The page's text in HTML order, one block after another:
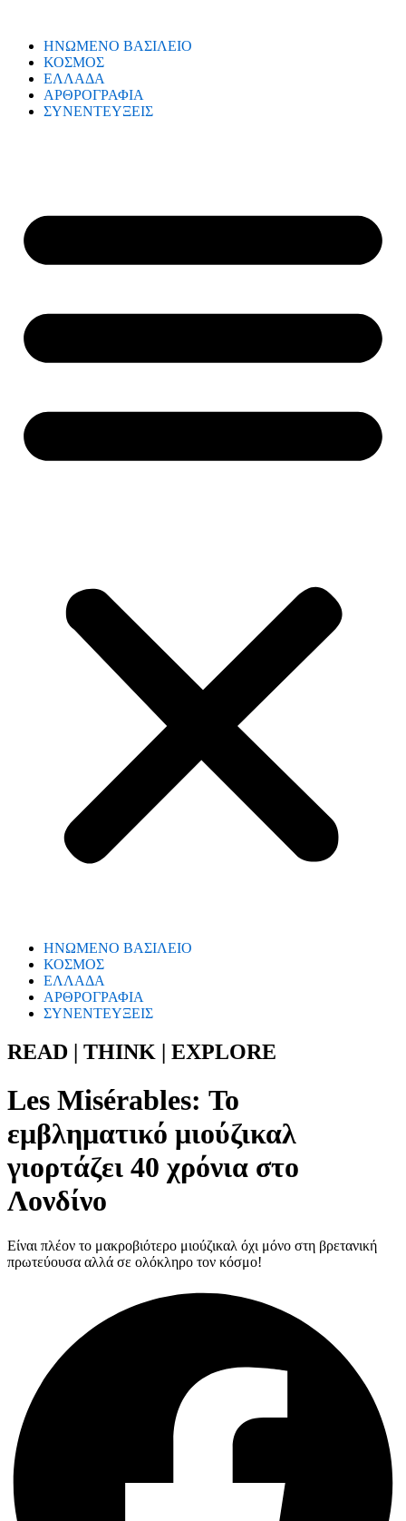
ΗΝΩΜΕΝΟ ΒΑΣΙΛΕΙΟ
ΚΟΣΜΟΣ
ΕΛΛΑΔΑ
ΑΡΘΡΟΓΡΑΦΙΑ
ΣΥΝΕΝΤΕΥΞΕΙΣ
ΗΝΩΜΕΝΟ ΒΑΣΙΛΕΙΟ
ΚΟΣΜΟΣ
ΕΛΛΑΔΑ
ΑΡΘΡΟΓΡΑΦΙΑ
ΣΥΝΕΝΤΕΥΞΕΙΣ
READ | THINK | EXPLORE
Les Misérables: Το
εμβληματικό μιούζικαλ
γιορτάζει 40 χρόνια στο
Λονδίνο
Είναι πλέον το μακροβιότερο μιούζικαλ όχι μόνο στη βρετανική
πρωτεύουσα αλλά σε ολόκληρο τον κόσμο!